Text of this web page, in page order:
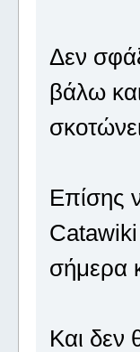
Δεν
βάλω
Επίσης
Catawiki
σήμερα
Και δεν